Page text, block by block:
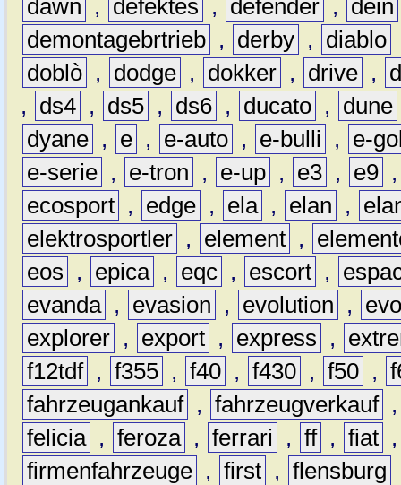
dawn , defektes , defender , dein
demontagebrtrieb , derby , diablo
doblò , dodge , dokker , drive ,
,
ds4 , ds5 , ds6 , ducato , dune
dyane , e , e-auto , e-bulli ,
e-
e-serie , e-tron , e-up , e3 , e9
ecosport , edge , ela , elan ,
elektrosportler , element ,
eos
, epica , eqc , escort ,
evanda , evasion , evolution ,
explorer , export , express ,
f12tdf , f355 , f40 , f430 , f50 ,
fahrzeugankauf , fahrzeugverkauf
felicia , feroza , ferrari , ff , fiat
firmenfahrzeuge , first , flensburg